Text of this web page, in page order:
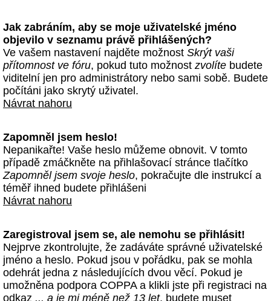
Jak zabráním, aby se moje uživatelské jméno
objevilo v seznamu právě přihlášených?
Ve vašem nastavení najděte možnost Skrýt vaši
přítomnost ve fóru, pokud tuto možnost zvolíte budete
viditelní jen pro administrátory nebo sami sobě. Budete
počítáni jako skrytý uživatel.
Návrat nahoru
Zapomněl jsem heslo!
Nepanikařte! Vaše heslo můžeme obnovit. V tomto
případě zmáčkněte na přihlašovací stránce tlačítko
Zapomněl jsem svoje heslo, pokračujte dle instrukcí a
téměř ihned budete přihlášeni
Návrat nahoru
Zaregistroval jsem se, ale nemohu se přihlásit!
Nejprve zkontrolujte, že zadáváte správné uživatelské
jméno a heslo. Pokud jsou v pořádku, pak se mohla
odehrát jedna z následujících dvou věcí. Pokud je
umožněna podpora COPPA a klikli jste při registraci na
odkaz ... a je mi méně než 13 let, budete muset